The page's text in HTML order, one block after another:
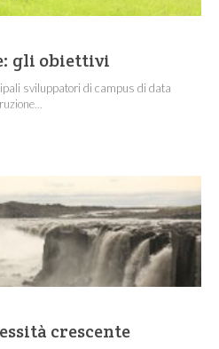
gli obiettivi
sviluppatori di campus di data
crescente